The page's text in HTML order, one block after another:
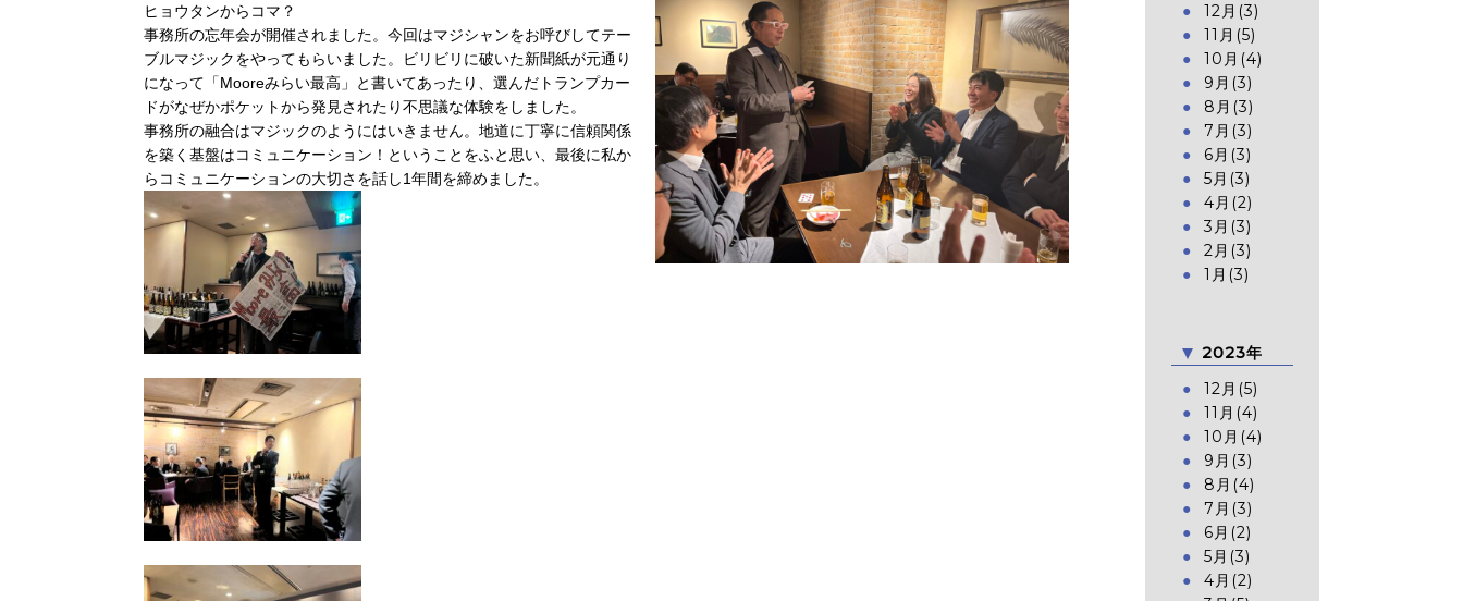
ヒョウタンからコマ？
事務所の忘年会が開催されました。今回はマジシャンをお呼びしてテー
ブルマジックをやってもらいました。ビリビリに破いた新聞紙が元通り
になって「Mooreみらい最高」と書いてあったり、選んだトランプカー
ドがなぜかポケットから発見されたり不思議な体験をしました。
事務所の融合はマジックのようにはいきません。地道に丁寧に信頼関係
を築く基盤はコミュニケーション！ということをふと思い、最後に私か
らコミュニケーションの大切さを話し1年間を締めました。
12月(3)
11月(5)
10月(4)
9月(3)
8月(3)
7月(3)
6月(3)
5月(3)
4月(2)
3月(3)
2月(3)
1月(3)
2023年
12月(5)
11月(4)
10月(4)
9月(3)
8月(4)
7月(3)
6月(2)
5月(3)
4月(2)